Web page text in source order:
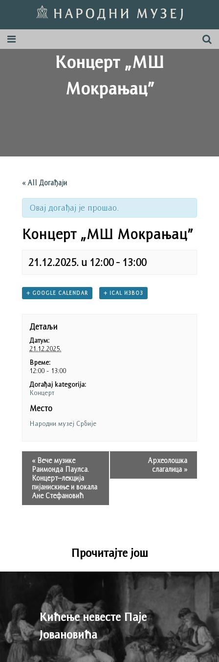
Концерт „МШ
Мокрањац”
« All Догађаји
Овај догађај је прошао.
Концерт „МШ Мокрањац”
21.12.2025. u 12:00- 13:00
+ GOOGLE CALENDAR + ICAL ИЗВОЗ
Детаљи
Датум:
21.12.2025.
Време:
12:00 - 13:00
Догађај kategorija:
Концерт
Место
Народни музеј Србије
«Вече музике
Раимонда Паулса.
Kонцерт–лекција
пијанискиње и вокала
Ане Стефановић
Археолошка
слагалица »
Прочитајте још
Кићење невесте Паје
Јовановића